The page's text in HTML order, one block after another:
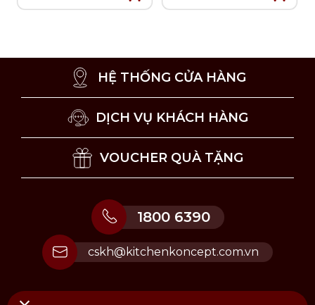
HỆ THỐNG CỬA HÀNG
DỊCH VỤ KHÁCH HÀNG
VOUCHER QUÀ TẶNG
1800 6390
cskh@kitchenkoncept.com.vn